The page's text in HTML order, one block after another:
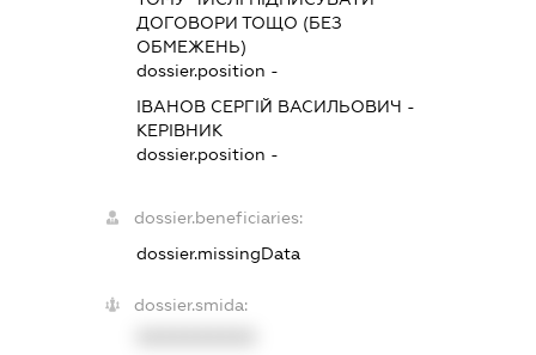
ДОГОВОРИ ТОЩО (БЕЗ
ОБМЕЖЕНЬ)
dossier.position -
ІВАНОВ СЕРГІЙ ВАСИЛЬОВИЧ -
КЕРІВНИК
dossier.position -
dossier.beneficiaries:
dossier.missingData
dossier.smida: